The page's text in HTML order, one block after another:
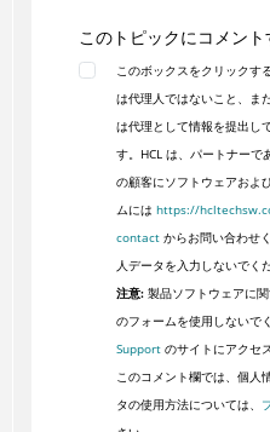
このトピックにコメント
このボックスをクリックす
は代理人ではないこと、ま
は代理として情報を提出し
す。HCL は、パートナー
の顧客にソフトウェアおよ
ムには https://
contactからお問い合わせ
人データを入力しないでく
注意:製品ソフトウェアに
のフォームを使用しないで
Supportのサイトにアクセ
このコメント欄では、個人
タの使用方法については、